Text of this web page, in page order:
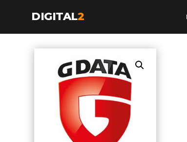
DIGITAL2